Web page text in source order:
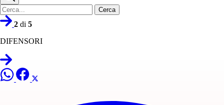
Cerca
2 di 5
DIFENSORI